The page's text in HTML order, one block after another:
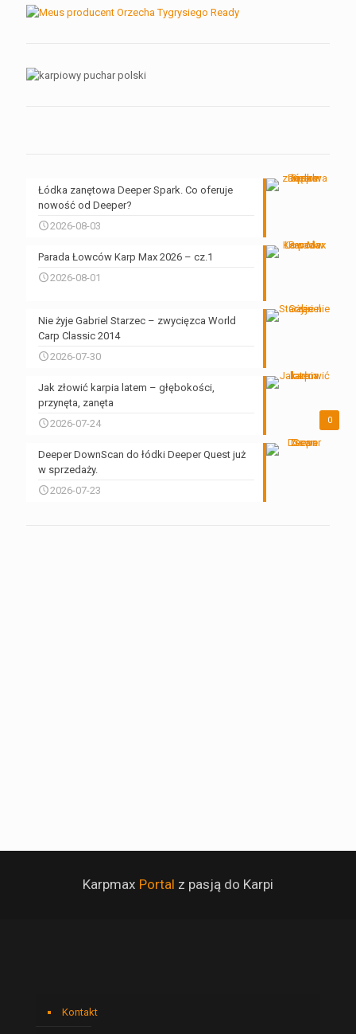
Łódka zanętowa Deeper Spark. Co oferuje
nowość od Deeper?
2026-08-03
Parada Łowców Karp Max 2026 – cz.1
2026-08-01
Nie żyje Gabriel Starzec – zwycięzca World
Carp Classic 2014
2026-07-30
0
Jak złowić karpia latem – głębokości,
przynęta, zanęta
2026-07-24
Deeper DownScan do łódki Deeper Quest już
w sprzedaży.
2026-07-23
Karpmax Portal z pasją do Karpi
Kontakt